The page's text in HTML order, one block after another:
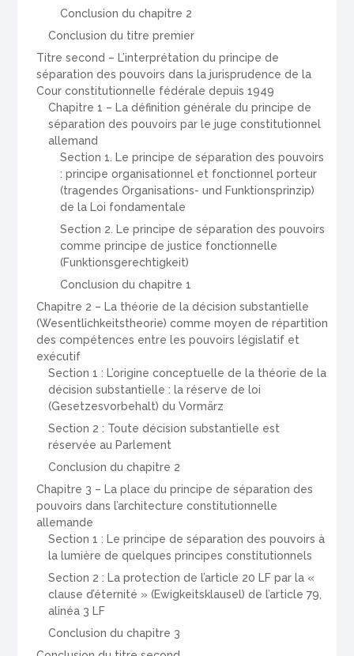
Conclusion du chapitre 2
Conclusion du titre premier
Titre second – L’interprétation du principe de
séparation des pouvoirs dans la jurisprudence de la
Cour constitutionnelle fédérale depuis 1949
Chapitre 1 – La définition générale du principe de
séparation des pouvoirs par le juge constitutionnel
allemand
Section 1. Le principe de séparation des pouvoirs
: principe organisationnel et fonctionnel porteur
(tragendes Organisations- und Funktionsprinzip)
de la Loi fondamentale
Section 2. Le principe de séparation des pouvoirs
comme principe de justice fonctionnelle
(Funktionsgerechtigkeit)
Conclusion du chapitre 1
Chapitre 2 – La théorie de la décision substantielle
(Wesentlichkeitstheorie) comme moyen de répartition
des compétences entre les pouvoirs législatif et
exécutif
Section 1 : L’origine conceptuelle de la théorie de la
décision substantielle : la réserve de loi
(Gesetzesvorbehalt) du Vormärz
Section 2 : Toute décision substantielle est
réservée au Parlement
Conclusion du chapitre 2
Chapitre 3 – La place du principe de séparation des
pouvoirs dans l’architecture constitutionnelle
allemande
Section 1 : Le principe de séparation des pouvoirs à
la lumière de quelques principes constitutionnels
Section 2 : La protection de l’article 20 LF par la «
clause d’éternité » (Ewigkeitsklausel) de l’article 79,
alinéa 3 LF
Conclusion du chapitre 3